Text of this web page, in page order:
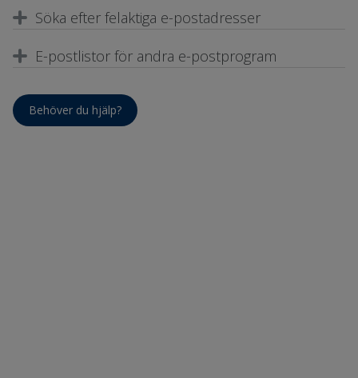
Söka efter felaktiga e-postadresser
E-postlistor för andra e-postprogram
Behöver du hjälp?